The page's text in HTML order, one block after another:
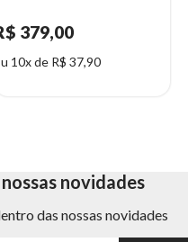
379,00
10x de R$ 37,90
novidades
das nossas novidades